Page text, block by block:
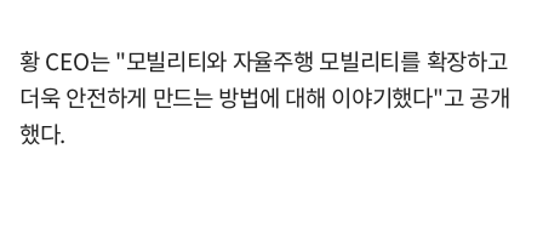
황 CEO는 "모빌리티와 자율주행 모빌리티를 확장하고
더욱 안전하게 만드는 방법에 대해 이야기했다"고 공개
했다.